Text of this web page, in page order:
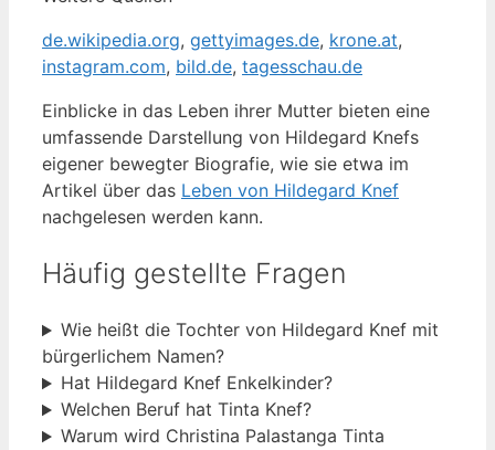
de.wikipedia.org, gettyimages.de, krone.at,
instagram.com, bild.de, tagesschau.de
Einblicke in das Leben ihrer Mutter bieten eine
umfassende Darstellung von Hildegard Knefs
eigener bewegter Biografie, wie sie etwa im
Artikel über das Leben von Hildegard Knef
nachgelesen werden kann.
Häufig gestellte Fragen
Wie heißt die Tochter von Hildegard Knef mit
bürgerlichem Namen?
Hat Hildegard Knef Enkelkinder?
Welchen Beruf hat Tinta Knef?
Warum wird Christina Palastanga Tinta